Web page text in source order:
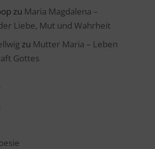
zu Maria Magdalena –
Liebe, Mut und Wahrheit
zu Mutter Maria – Leben
Gottes